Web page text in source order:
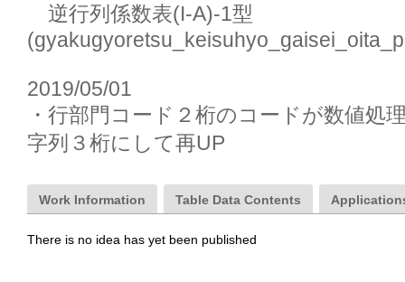
逆行列係数表(I-A)-1型
2019/05/01
・行部門コード２桁のコードが数値処
字列３桁にして再UP
Work Information Table Data Contents
There is no idea has yet been published